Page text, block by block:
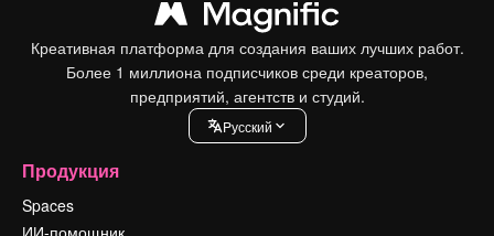
Креативная платформа для создания ваших лучших работ.
Более 1 миллиона подписчиков среди креаторов,
предприятий, агентств и студий.
Pусский
Продукция
Spaces